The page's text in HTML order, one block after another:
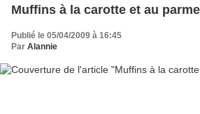
Muffins à la carotte et au
Publié le 05/04/2009 à 16:45
Par Alannie